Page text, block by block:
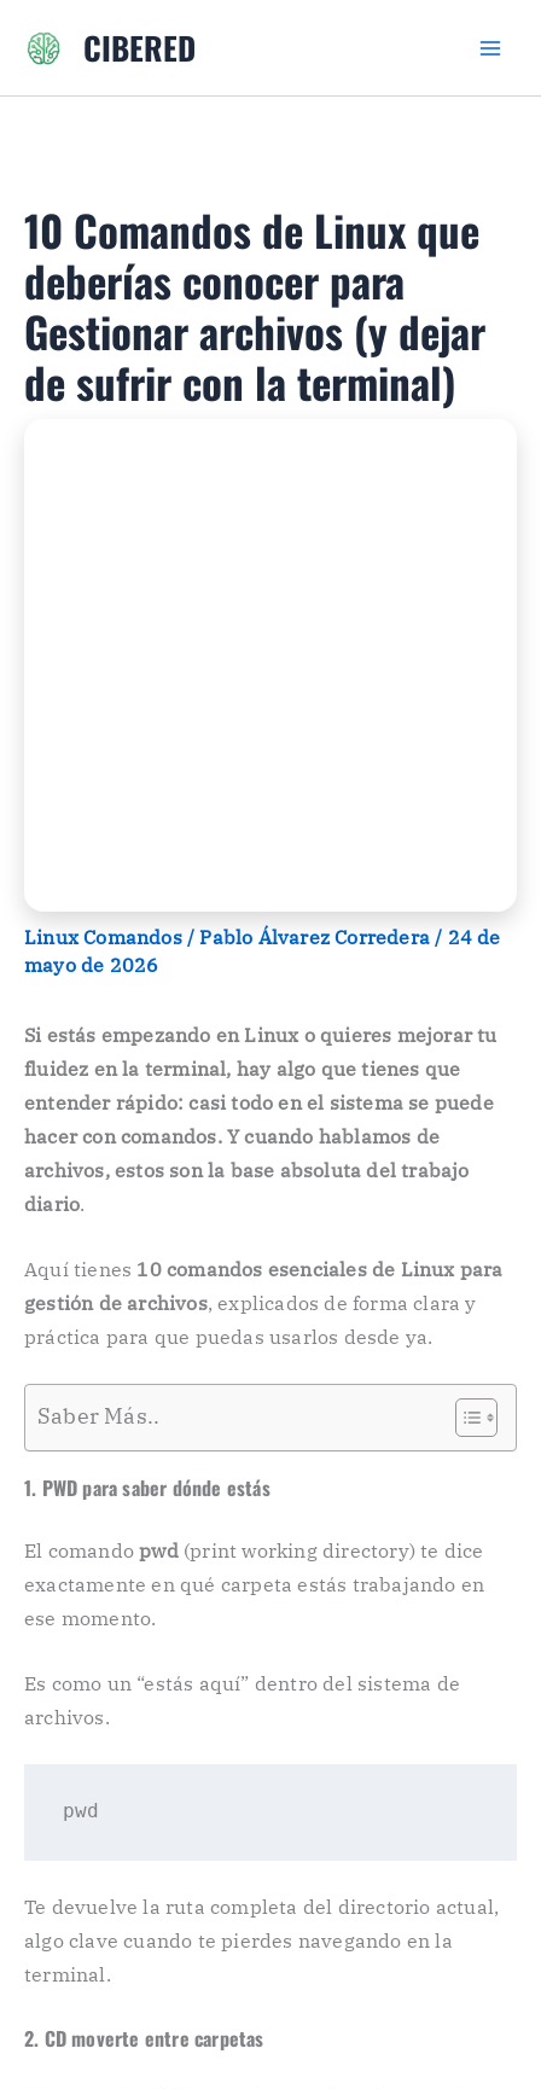
CIBERED
10 Comandos de Linux que
deberías conocer para
Gestionar archivos (y dejar
de sufrir con la terminal)
Linux Comandos/Pablo Álvarez Corredera/ 24 de
mayo de 2026
Si estás empezando en Linux o quieres mejorar tu
fluidez en la terminal, hay algo que tienes que
entender rápido: casi todo en el sistema se puede
hacer con comandos. Y cuando hablamos de
archivos, estos son la base absoluta del trabajo
diario.
Aquí tienes 10 comandos esenciales de Linux para
gestión de archivos, explicados de forma clara y
práctica para que puedas usarlos desde ya.
Saber Más..
1. PWD para saber dónde estás
El comandopwd(print working directory) te dice
exactamente en qué carpeta estás trabajando en
ese momento.
Es como un “estás aquí” dentro del sistema de
archivos.
pwd
Te devuelve la ruta completa del directorio actual,
algo clave cuando te pierdes navegando en la
terminal.
2. CD moverte entre carpetas